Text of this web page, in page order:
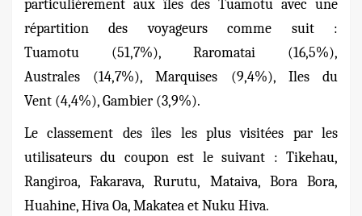
particulièrement aux îles des Tuamotu avec une
répartition des voyageurs comme suit :
Tuamotu (51,7%), Raromatai (16,5%),
Australes (14,7%), Marquises (9,4%), Iles du
Vent (4,4%), Gambier (3,9%).
Le classement des îles les plus visitées par les
utilisateurs du coupon est le suivant : Tikehau,
Rangiroa,Fakarava,Rurutu, Mataiva, Bora Bora,
Huahine,Hiva Oa,Makatea etNuku Hiva.